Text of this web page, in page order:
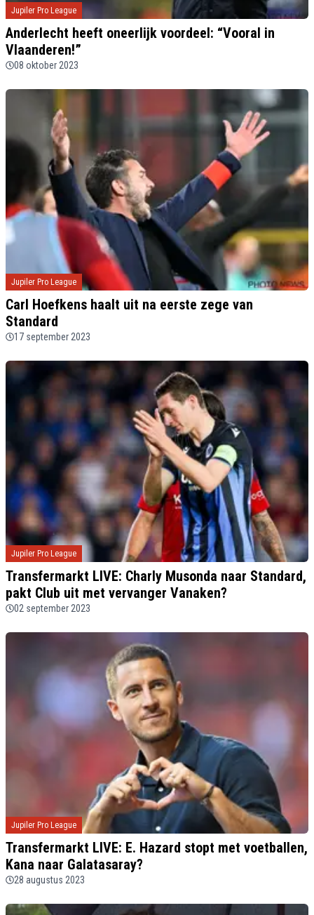
Jupiler Pro League
Anderlecht heeft oneerlijk voordeel: “Vooral in
Vlaanderen!”
08 oktober 2023
Jupiler Pro League
Carl Hoefkens haalt uit na eerste zege van
Standard
17 september 2023
Jupiler Pro League
Transfermarkt LIVE: Charly Musonda naar Standard,
pakt Club uit met vervanger Vanaken?
02 september 2023
Jupiler Pro League
Transfermarkt LIVE: E. Hazard stopt met voetballen,
Kana naar Galatasaray?
28 augustus 2023